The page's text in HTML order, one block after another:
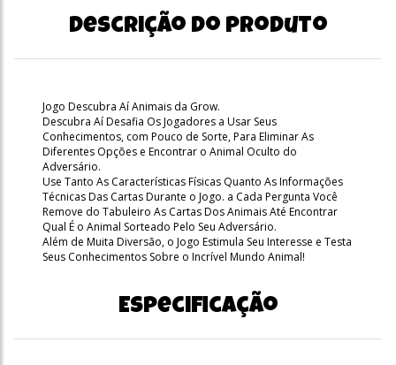
Descrição do produto
Jogo Descubra Aí Animais da Grow.
Descubra Aí Desafia Os Jogadores a Usar Seus
Conhecimentos, com Pouco de Sorte, Para Eliminar As
Diferentes Opções e Encontrar o Animal Oculto do
Adversário.
Use Tanto As Características Físicas Quanto As Informações
Técnicas Das Cartas Durante o Jogo. a Cada Pergunta Você
Remove do Tabuleiro As Cartas Dos Animais Até Encontrar
Qual É o Animal Sorteado Pelo Seu Adversário.
Além de Muita Diversão, o Jogo Estimula Seu Interesse e Testa
Seus Conhecimentos Sobre o Incrível Mundo Animal!
Especificação